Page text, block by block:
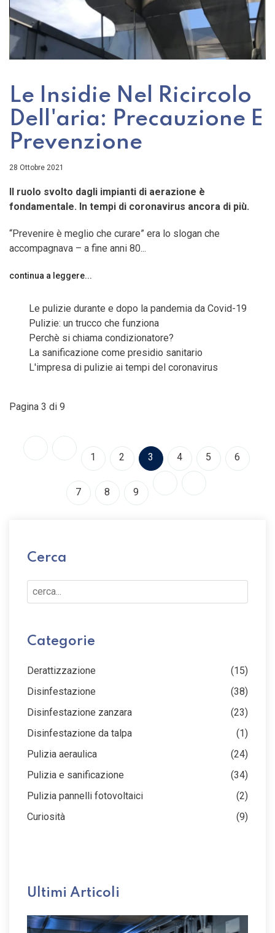
Le Insidie Nel Ricircolo
Dell'aria: Precauzione E
Prevenzione
28 Ottobre 2021
Il ruolo svolto dagli impianti di aerazione è
fondamentale. In tempi di coronavirus ancora di più.
“Prevenire è meglio che curare” era lo slogan che
accompagnava – a fine anni 80...
continua a leggere...
Le pulizie durante e dopo la pandemia da Covid-19
Pulizie: un trucco che funziona
Perchè si chiama condizionatore?
La sanificazione come presidio sanitario
L'impresa di pulizie ai tempi del coronavirus
Pagina 3 di 9
1 2 3 4 5 6
7 8 9
Cerca
Cerca...
Categorie
Derattizzazione
(15)
Disinfestazione
(38)
Disinfestazione zanzara
(23)
Disinfestazione da talpa
(1)
Pulizia aeraulica
(24)
Pulizia e sanificazione
(34)
Pulizia pannelli fotovoltaici
(2)
Curiosità
(9)
Ultimi Articoli